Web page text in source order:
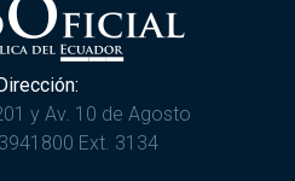
Dirección:
y Av. 10 de Agosto
3941800 Ext. 3134